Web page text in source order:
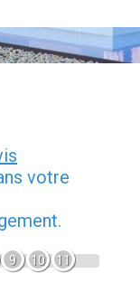
votre
9 10 11